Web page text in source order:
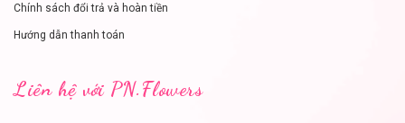
Chính sách đổi trả và hoàn tiền
Hướng dẫn thanh toán
Liên hệ với PN.Flowers